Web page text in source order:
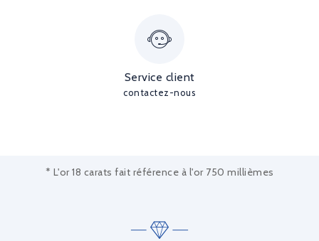
Service client
contactez-nous
* L'or 18 carats fait référence à l'or 750 millièmes